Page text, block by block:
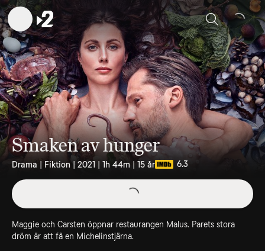
Sök
Smaken av hunger
Drama | Fiktion | 2021 | 1h 44m | 15 år 6.3
Maggie och Carsten öppnar restaurangen Malus. Parets stora
dröm är att få en Michelinstjärna.